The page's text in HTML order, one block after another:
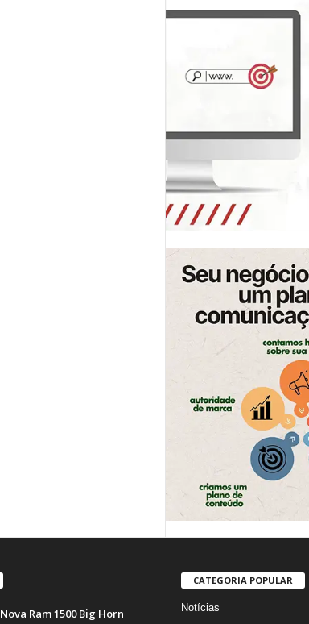
Nova Ram 1500 Big Horn
CATEGORIA POPULAR
Notícias